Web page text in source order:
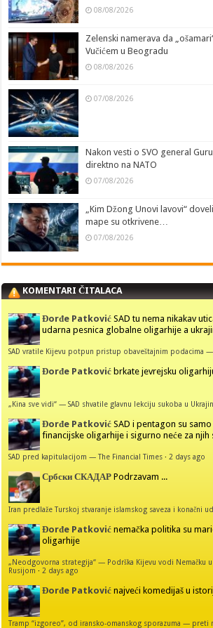
08/08/2026
Zelenski namerava da
Vučićem u Beogradu
08/08/2026
07/08/2026
Nakon vesti o SVO general
direktno na NATO
07/08/2026
„Kim Džong Unovi lavovi“
mape su otkrivene…
07/08/2026
KOMENTARI ČITALACA
Đorđe Patković SAD tu nema nikakav
udarna pesnica globalne oligarhije a
SAD vratile Kijevu potpun pristup obaveštajnim podacima
Đorđe Patković brkate jevrejsku
„Kina sve vidi“ — SAD shvatile glavnu lekciju sukoba u
Đorđe Patković SAD i pentagon su
financijske oligarhije i sigurno neće za njih
SAD pred kapitulacijom — The Financial Times · 2 days ago
Србски СКАДАР Podrzavam ...
Iran predlaže Turskoj stvaranje islamskog saveza i konačni
Đorđe Patković nemačka politika su
oligarhije
„Neodgovorna strategija“ — Podrška Kijevu vodi Nemačku
Rusijom · 2 days ago
Đorđe Patković najveći komedijaš u
Tramp “izgoreo”, od iransko-omanskog sporazuma — preti